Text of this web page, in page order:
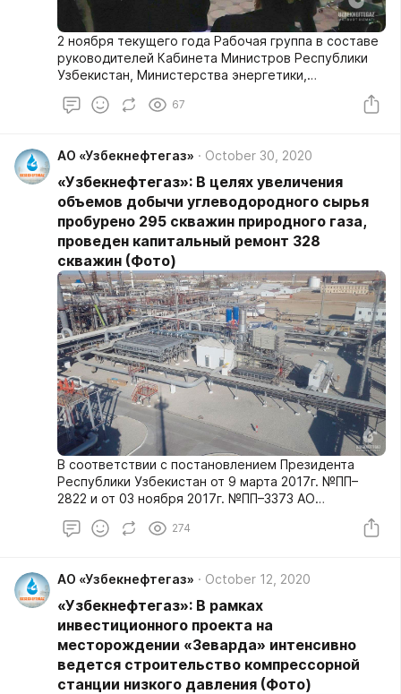
2 ноября текущего года Рабочая группа в составе
руководителей Кабинета Министров Республики
Узбекистан, Министерства энергетики,
Государственного департамента геологии и
минеральных ресурсов, Министерства финансов,
сокращения бедности, АО «Узбекнефтегаз» под
руководством премьер-министра Республики
Узбекистан Джамшида Кучкарова посетила
Бухарскую область.
67
АО «Узбекнефтегаз» October 30, 2020
«Узбекнефтегаз»: В целях увеличения
объемов добычи углеводородного сырья
пробурено 295 скважин природного газа,
проведен капитальный ремонт 328
скважин (Фото)
В соответствии с постановлением Президента
Республики Узбекистан от 9 марта 2017г. №ПП–
2822 и от 03 ноября 2017г. №ПП–3373 АО
увеличению добычи углеводородного сырья на
274
АО «Узбекнефтегаз» October 12, 2020
«Узбекнефтегаз»: В рамках
инвестиционного проекта на
месторождении «Зеварда» интенсивно
ведется строительство компрессорной
станции низкого давления (Фото)